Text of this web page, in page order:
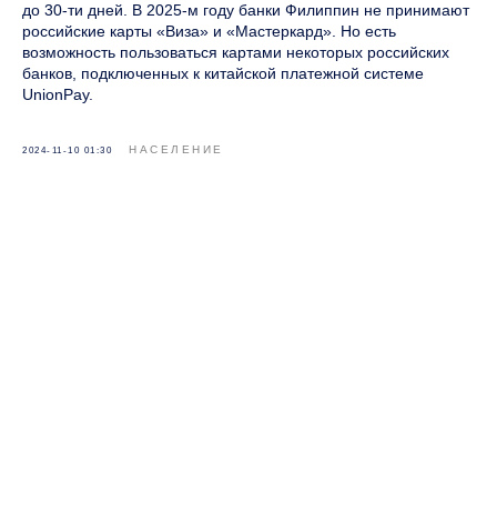
до 30-ти дней. В 2025-м году банки Филиппин не принимают
российские карты «Виза» и «Мастеркард». Но есть
возможность пользоваться картами некоторых российских
банков, подключенных к китайской платежной системе
UnionPay.
2024-11-10 01:30 НАСЕЛЕНИЕ